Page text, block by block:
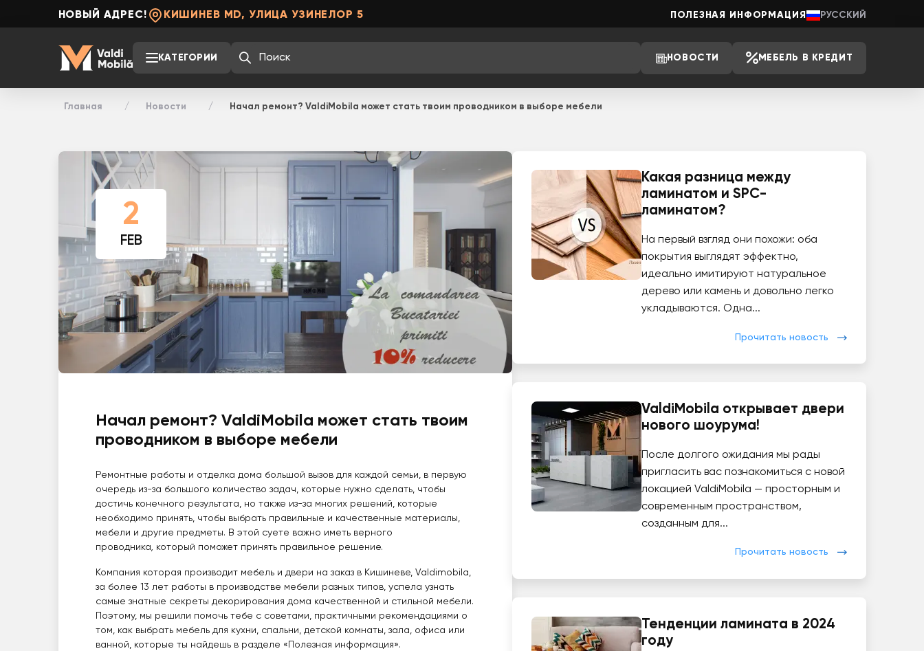
НОВЫЙ АДРЕС! КИШИНЕВ MD, УЛИЦА УЗИНЕЛОР 5 ПОЛЕЗНАЯ ИНФОРМАЦИЯ РУССКИЙ
КАТЕГОРИИ НОВОСТИ МЕБЕЛЬ В КРЕДИТ
Главная Новости Начал ремонт? ValdiMobila может стать твоим проводником в выборе мебели
2
FEB
Начал ремонт? ValdiMobila может стать твоим
проводником в выборе мебели
Ремонтные работы и отделка дома большой вызов для каждой семьи, в первую
очередь из-за большого количество задач, которые нужно сделать, чтобы
достичь конечного результата, но также из-за многих решений, которые
необходимо принять, чтобы выбрать правильные и качественные материалы,
мебели и другие предметы. В этой суете важно иметь верного
проводника, который поможет принять правильное решение.
Компания которая производит мебель и двери на заказ в Кишиневе, Valdimobila,
за более 13 лет работы в производстве мебели разных типов, успела узнать
самые знатные секреты декорирования дома качественной и стильной мебели.
Поэтому, мы решили помочь тебе с советами, практичными рекомендациями о
том, как выбрать мебель для кухни, спальни, детской комнаты, зала, офиса или
ванной, которые ты найдешь в разделе «Полезная информация».
Какая разница между
ламинатом и SPC-
ламинатом?
На первый взгляд они похожи: оба
покрытия выглядят эффектно,
идеально имитируют натуральное
дерево или камень и довольно легко
укладываются. Одна...
Прочитать новость
ValdiMobila открывает двери
нового шоурума!
После долгого ожидания мы рады
пригласить вас познакомиться с новой
локацией ValdiMobila — просторным и
современным пространством,
созданным для...
Прочитать новость
Тенденции ламината в 2024
году